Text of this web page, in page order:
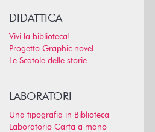
DIDATTICA
Vivi la biblioteca!
Progetto Graphic novel
Le Scatole delle storie
LABORATORI
Una tipografia in Biblioteca
Laboratorio Carta a mano